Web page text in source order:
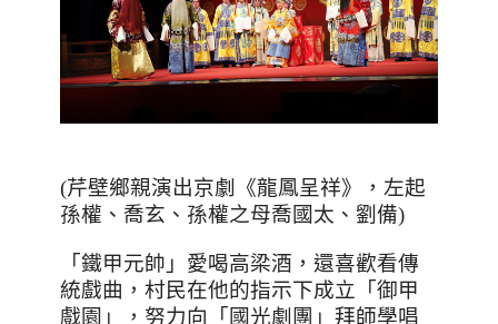
(芹壁鄉親演出京劇《龍鳳呈祥》，左起
孫權、喬玄 、孫權之母喬國太 、劉備)
「鐵甲元帥」愛喝高梁酒，還喜歡看傳
統戲曲，村民在他的指示下成立「御甲
戲園」，努力向「國光劇團」拜師學唱